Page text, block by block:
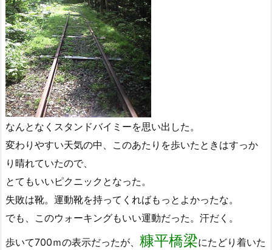
なんとなくスタンドバイミーを思い出した。
変わりやすい天気の中、このあたりを歩いたときはすっか
り晴れていたので、
とてもいいピクニックとなった。
失敗は靴。運動靴を持ってくればもっとよかったな。
でも、このウォーキングもいい運動だった。汗だく。
歩いて700ｍの表示だったが、 糠平橋梁にたどり着いた